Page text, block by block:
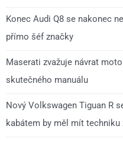
Konec Audi Q8 se nakonec
přímo šéf značky
Maserati zvažuje návrat
skutečného manuálu
Nový Volkswagen Tiguan R
kabátem by měl mít techniku